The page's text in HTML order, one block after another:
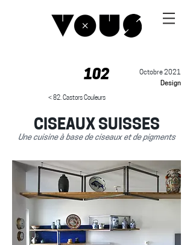
102
Octobre 2021
Design
< 82. Castors Couleurs
CISEAUX SUISSES
Une cuisine à base de ciseaux et de pigments